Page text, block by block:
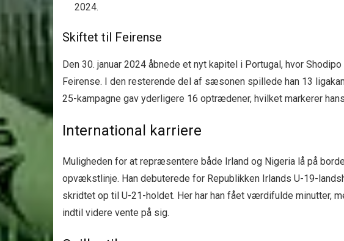
2024.
Skiftet til Feirense
Den 30. januar 2024 åbnede et nyt kapitel i Portugal, hvor
Feirense. I den resterende del af sæsonen spillede han 13
25-kampagne gav yderligere 16 optrædener, hvilket markerer
International karriere
Muligheden for at repræsentere både Irland og Nigeria lå på
opvækstlinje. Han debuterede for Republikken Irlands U-19-
skridtet op til U-21-holdet. Her har han fået værdifulde minutter,
indtil videre vente på sig.